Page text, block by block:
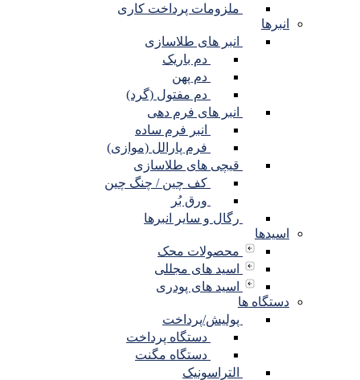
ملزومات پرداخت کاری
انبرها
انبر های طلاسازی
دم باریک
دم پهن
دم مفتول (گرد)
انبر های فرم دهی
انبر فرم ساده
فرم پارالل (موازی)
قیچی های طلاسازی
کف چین / چنگ چین
ورق بُر
رگال و سایر انبرها
اسیدها
محصولات محک
اسید های مجللی
اسید های پودری
دستگاه ها
پولیش/پرداخت
دستگاه پرداخت
دستگاه مگنت
التراسونیک